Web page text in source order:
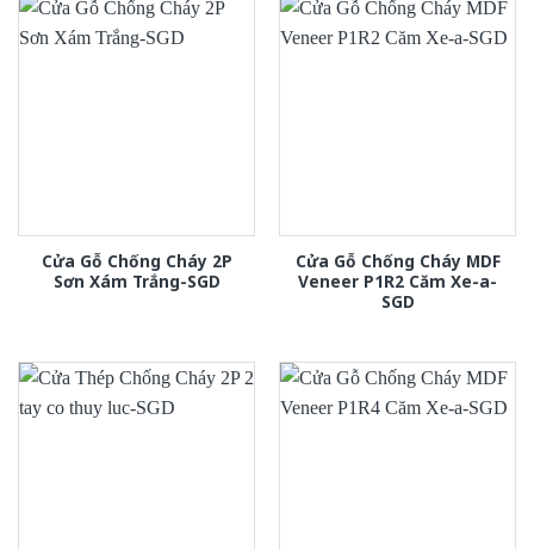
Cửa Gỗ Chống Cháy 2P
Sơn Xám Trắng-SGD
Cửa Gỗ Chống Cháy MDF
Veneer P1R2 Căm Xe-a-
SGD